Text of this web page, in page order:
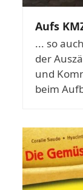
Aufs
... so
der
und
beim